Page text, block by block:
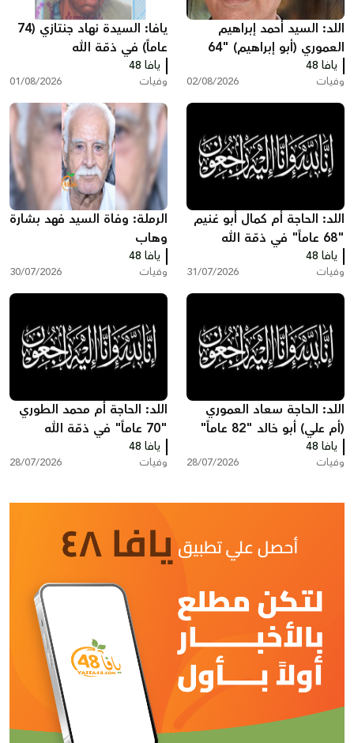
اللد: السيد أحمد إبراهيم
العموري (أبو إبراهيم) "64
عاماً" في ذمّة الله
يافا 48
وفيات 02/08/2026
يافا: السيدة نهاد جنتازي (74
عاماً) في ذمّة الله
يافا 48
وفيات 01/08/2026
اللد: الحاجة أم كمال أبو غنيم
"68 عاماً" في ذمّة الله
يافا 48
وفيات 31/07/2026
الرملة: وفاة السيد فهد بشارة
وهاب
يافا 48
وفيات 30/07/2026
اللد: الحاجة سعاد العموري
(أم علي) أبو خالد "82 عاماً"
في ذمّة الله
يافا 48
وفيات 28/07/2026
اللد: الحاجة أم محمد الطوري
"70 عاماً" في ذمّة الله
يافا 48
وفيات 28/07/2026